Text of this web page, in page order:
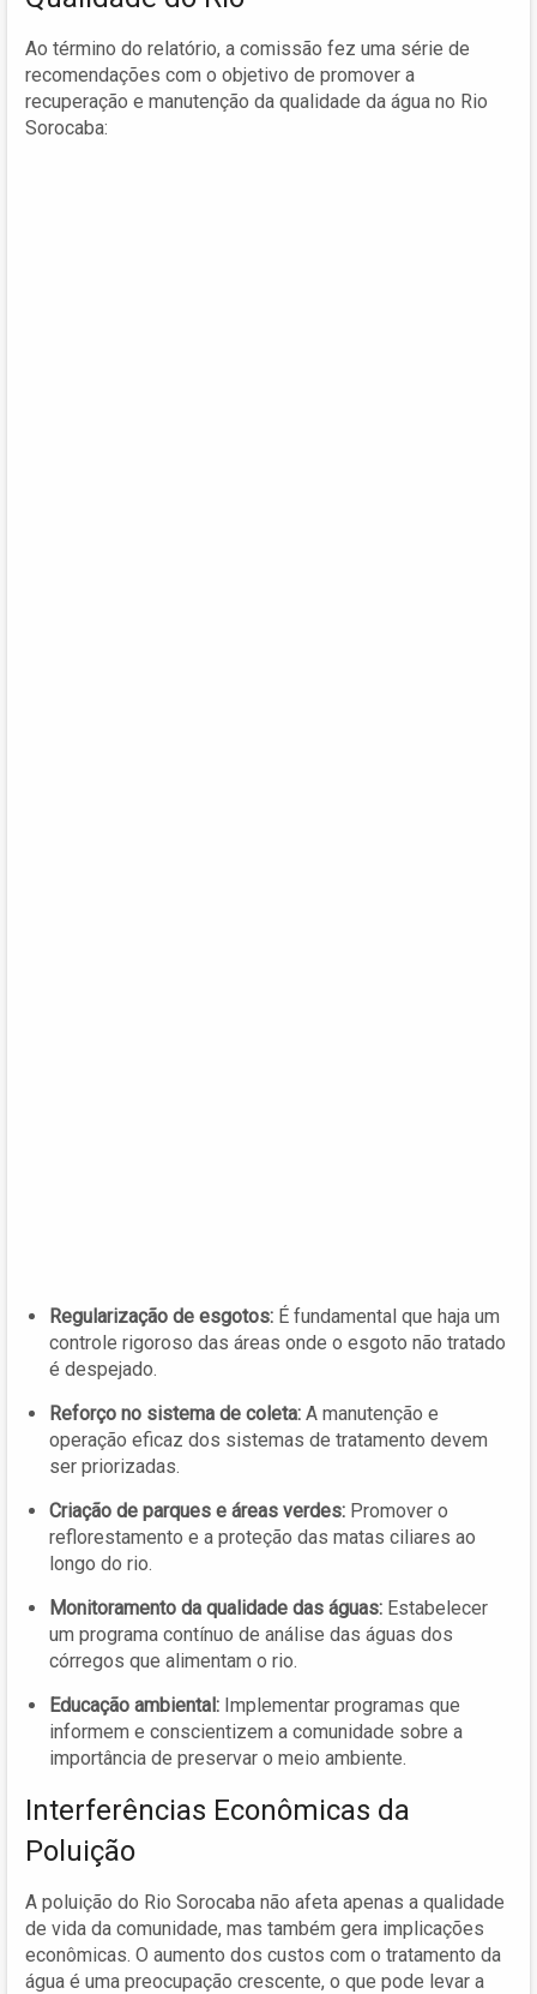
Ao término do relatório, a comissão fez uma série de
recomendações com o objetivo de promover a
recuperação e manutenção da qualidade da água no Rio
Sorocaba:
Regularização de esgotos: É fundamental que haja um
controle rigoroso das áreas onde o esgoto não tratado
é despejado.
Reforço no sistema de coleta: A manutenção e
operação eficaz dos sistemas de tratamento devem
ser priorizadas.
Criação de parques e áreas verdes: Promover o
reflorestamento e a proteção das matas ciliares ao
longo do rio.
Monitoramento da qualidade das águas: Estabelecer
um programa contínuo de análise das águas dos
córregos que alimentam o rio.
Educação ambiental: Implementar programas que
informem e conscientizem a comunidade sobre a
importância de preservar o meio ambiente.
Interferências Econômicas da
Poluição
A poluição do Rio Sorocaba não afeta apenas a qualidade
de vida da comunidade, mas também gera implicações
econômicas. O aumento dos custos com o tratamento da
água é uma preocupação crescente, o que pode levar a